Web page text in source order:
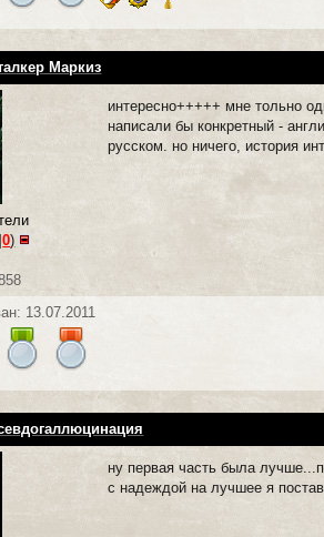
Маркиз
|0)
интересно+++++ мне тольно
написали бы конкретный -
русском. но ничего, история
13.07.2011
ну первая часть была
с надеждой на лучшее я